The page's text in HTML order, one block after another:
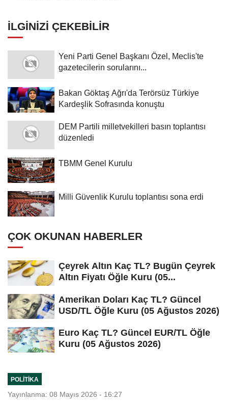
İLGINIZI ÇEKEBILIR
Yeni Parti Genel Başkanı Özel, Meclis'te
gazetecilerin sorularını...
Bakan Göktaş Ağrı'da Terörsüz Türkiye
Kardeşlik Sofrasında konuştu
DEM Partili milletvekilleri basın toplantısı
düzenledi
TBMM Genel Kurulu
Milli Güvenlik Kurulu toplantısı sona erdi
ÇOK OKUNAN HABERLER
Çeyrek Altın Kaç TL? Bugün Çeyrek
Altın Fiyatı Öğle Kuru (05...
Amerikan Doları Kaç TL? Güncel
USD/TL Öğle Kuru (05 Ağustos 2026)
Euro Kaç TL? Güncel EUR/TL Öğle
Kuru (05 Ağustos 2026)
POLITIKA
Yayınlanma: 08 Mayıs 2026 - 16:27